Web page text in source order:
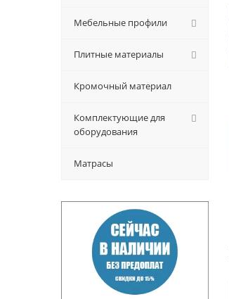
Мебельные профили
Плитные материалы
Кромочный материал
Комплектующие для
оборудования
Матрасы